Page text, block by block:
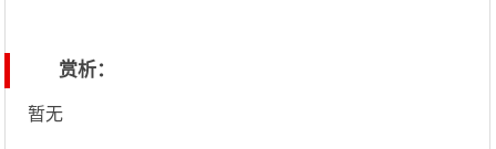
赏析：
暂无